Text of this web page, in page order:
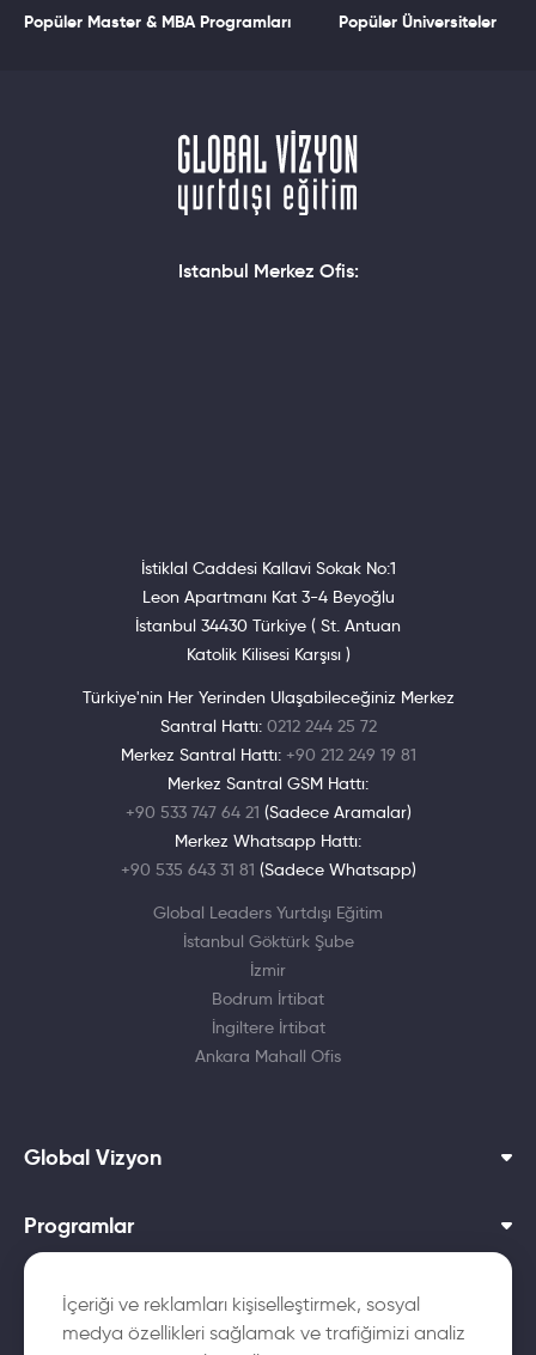
İçeriği ve reklamları kişiselleştirmek, sosyal
medya özellikleri sağlamak ve trafiğimizi analiz
Popüler Master & MBA Programları Popüler Üniversiteler
Istanbul Merkez Ofis:
İstiklal Caddesi Kallavi Sokak No:1
Leon Apartmanı Kat 3-4 Beyoğlu
İstanbul 34430 Türkiye ( St. Antuan
Katolik Kilisesi Karşısı )
Türkiye'nin Her Yerinden Ulaşabileceğiniz Merkez
Santral Hattı: 0212 244 25 72
Merkez Santral Hattı: +90 212 249 19 81
Merkez Santral GSM Hattı:
+90 533 747 64 21 (Sadece Aramalar)
Merkez Whatsapp Hattı:
+90 535 643 31 81 (Sadece Whatsapp)
Global Leaders Yurtdışı Eğitim
İstanbul Göktürk Şube
İzmir
Bodrum İrtibat
İngiltere İrtibat
Ankara Mahall Ofis
Global Vizyon
Programlar
Dil Okulları